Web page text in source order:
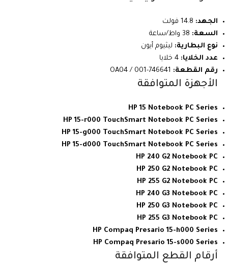
الجهد:
السعة:
نوع البطارية: ليثيوم أيون
عدد الخلايا:
رقم القطعة:
الأجهزة المتوافقة
HP 15 Notebook PC Series
HP 15-r000 TouchSmart Notebook PC Series
HP 15-g000 TouchSmart Notebook PC Series
HP 15-d000 TouchSmart Notebook PC Series
HP 240 G2 Notebook PC
HP 250 G2 Notebook PC
HP 255 G2 Notebook PC
HP 240 G3 Notebook PC
HP 250 G3 Notebook PC
HP 255 G3 Notebook PC
HP Compaq Presario 15-h000 Series
HP Compaq Presario 15-s000 Series
أرقام القطع المتوافقة